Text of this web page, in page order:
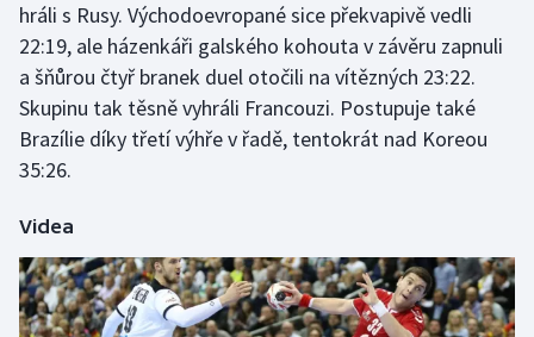
Jezdectví
Judo
Krasobruslení
Lyže a snowboard
Moderní pětiboj
hráli s Rusy. Východoevropané sice překvapivě vedli
22:19, ale házenkáři galského kohouta v závěru zapnuli
a šňůrou čtyř branek duel otočili na vítězných 23:22.
Skupinu tak těsně vyhráli Francouzi. Postupuje také
Brazílie díky třetí výhře v řadě, tentokrát nad Koreou
35:26.
Videa